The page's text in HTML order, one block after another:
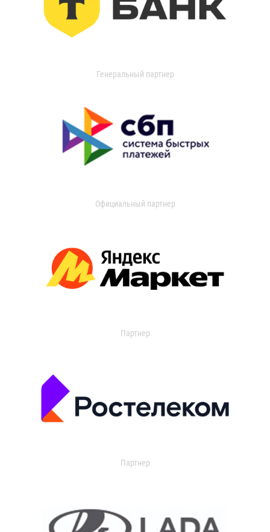
Генеральный партнер
Официальный партнер
Партнер
Партнер